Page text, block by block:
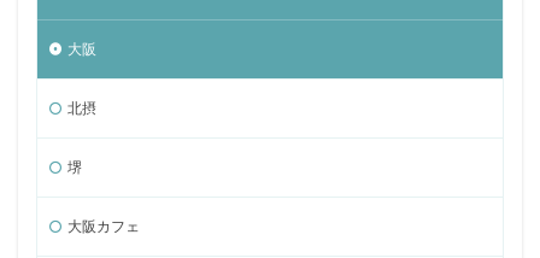
大阪
北摂
堺
大阪カフェ